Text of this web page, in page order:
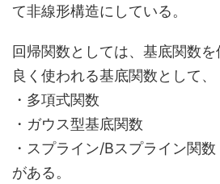
て非線形構造にしている。
回帰関数としては、基底関数を
良く使われる基底関数として、
・多項式関数
・ガウス型基底関数
・スプライン/Bスプライン関数
がある。